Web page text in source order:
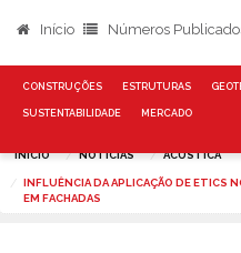
Início Números
CONSTRUÇÕES ESTRUTURAS
SUSTENTABILIDADE MERCADO
INÍCIO NOTÍCIAS ACUSTICA
INFLUÊNCIA DA APLICAÇÃO DE ETICS
EM FACHADAS